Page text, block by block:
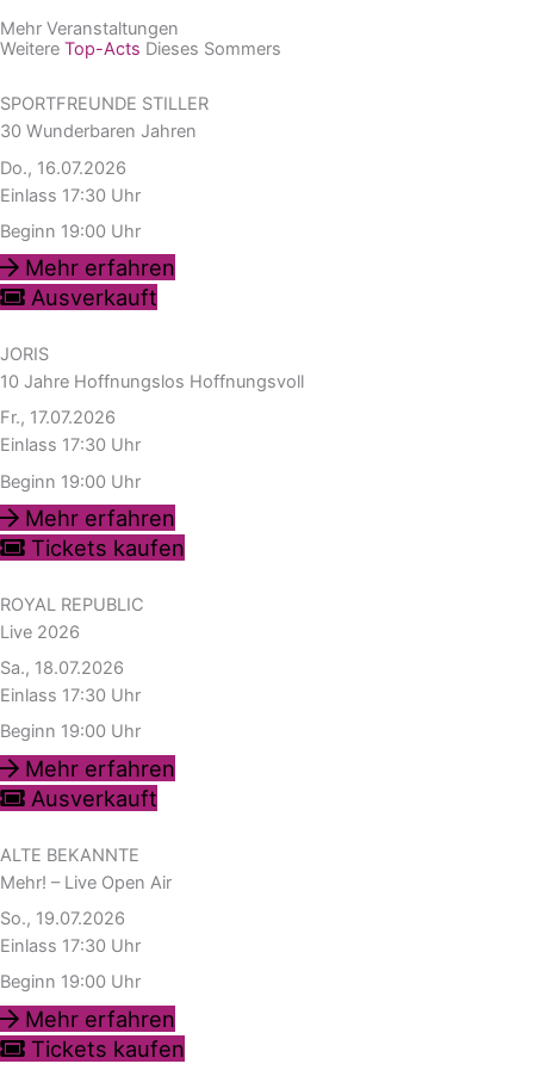
Mehr Veranstaltungen
Weitere Top-Acts Dieses Sommers
SPORTFREUNDE STILLER
30 Wunderbaren Jahren
Do., 16.07.2026
Einlass 17:30 Uhr
Beginn 19:00 Uhr
Mehr erfahren
Ausverkauft
JORIS
10 Jahre Hoffnungslos Hoffnungsvoll
Fr., 17.07.2026
Einlass 17:30 Uhr
Beginn 19:00 Uhr
Mehr erfahren
Tickets kaufen
ROYAL REPUBLIC
Live 2026
Sa., 18.07.2026
Einlass 17:30 Uhr
Beginn 19:00 Uhr
Mehr erfahren
Ausverkauft
ALTE BEKANNTE
Mehr! – Live Open Air
So., 19.07.2026
Einlass 17:30 Uhr
Beginn 19:00 Uhr
Mehr erfahren
Tickets kaufen